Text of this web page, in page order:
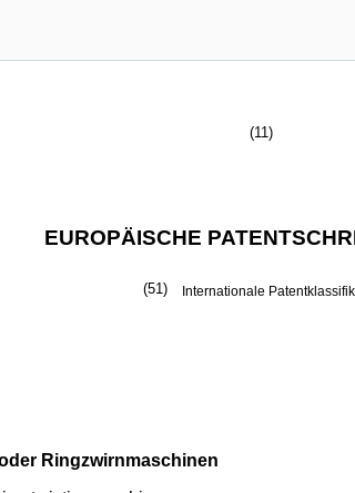
(11)
EUROPÄISCHE
(51) Internationale
Ringzwirnmaschinen